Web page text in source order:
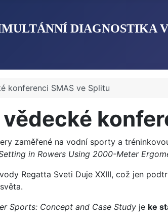
DIAGNOSTIKA
konferenci SMAS ve Splitu
zaměřené na vodní sporty a
in Rowers Using 2000-Meter
Regatta Sveti Duje XXIII, což jen
Sports: Concept and Case Study je ke